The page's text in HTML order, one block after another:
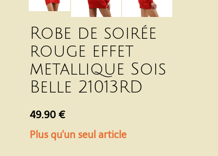
Robe de soirée
rouge effet
metallique Sois
Belle 21013RD
49.90 €
Plus qu'un seul article